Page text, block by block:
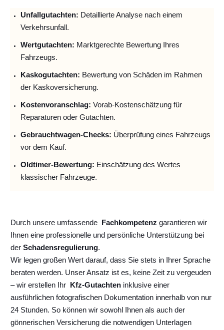
Unfallgutachten: Detaillierte Analyse nach einem
Verkehrsunfall.
Wertgutachten: Marktgerechte Bewertung Ihres
Fahrzeugs.
Kaskogutachten: Bewertung von Schäden im Rahmen
der Kaskoversicherung.
Kostenvoranschlag: Vorab-Kostenschätzung für
Reparaturen oder Gutachten.
Gebrauchtwagen-Checks: Überprüfung eines Fahrzeugs
vor dem Kauf.
Oldtimer-Bewertung: Einschätzung des Wertes
klassischer Fahrzeuge.
Durch unsere umfassende Fachkompetenz garantieren wir
Ihnen eine professionelle und persönliche Unterstützung bei
der Schadensregulierung.
Wir legen großen Wert darauf, dass Sie stets in Ihrer Sprache
beraten werden. Unser Ansatz ist es, keine Zeit zu vergeuden
– wir erstellen Ihr Kfz-Gutachten inklusive einer
ausführlichen fotografischen Dokumentation innerhalb von nur
24 Stunden. So können wir sowohl Ihnen als auch der
gönnerischen Versicherung die notwendigen Unterlagen